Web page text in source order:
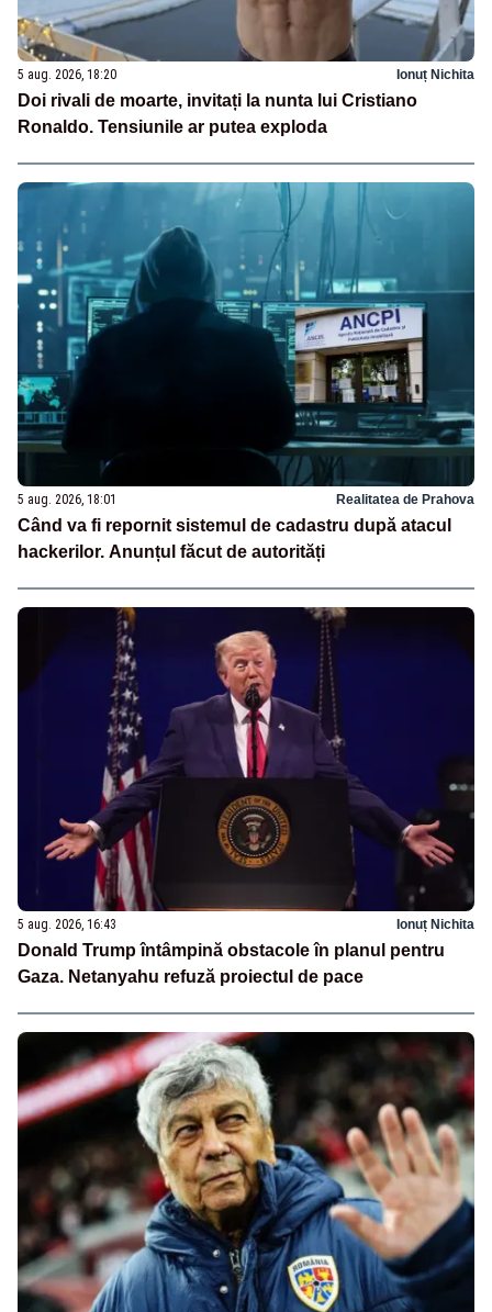
5 aug. 2026, 18:20 Ionuț Nichita
Doi rivali de moarte, invitați la nunta lui Cristiano
Ronaldo. Tensiunile ar putea exploda
5 aug. 2026, 18:01 Realitatea de Prahova
Când va fi repornit sistemul de cadastru după atacul
hackerilor. Anunțul făcut de autorități
5 aug. 2026, 16:43 Ionuț Nichita
Donald Trump întâmpină obstacole în planul pentru
Gaza. Netanyahu refuză proiectul de pace